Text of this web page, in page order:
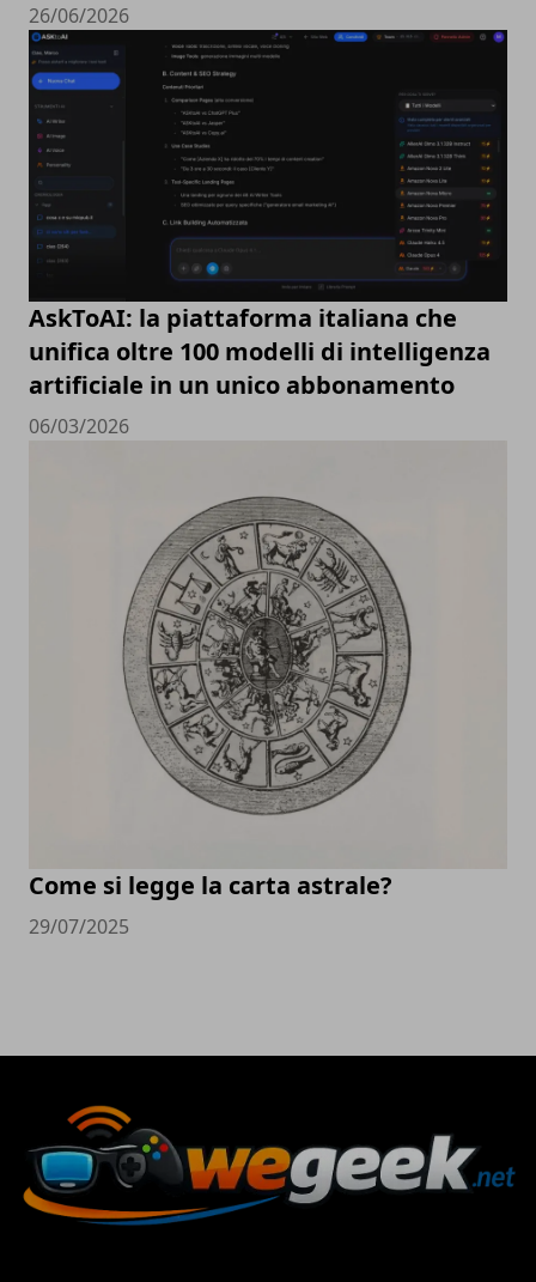
26/06/2026
AskToAI: la piattaforma italiana che
unifica oltre 100 modelli di intelligenza
artificiale in un unico abbonamento
06/03/2026
Come si legge la carta astrale?
29/07/2025